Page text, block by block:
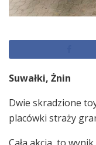
Suwałki, Żnin
Dwie skradzione
placówki straży